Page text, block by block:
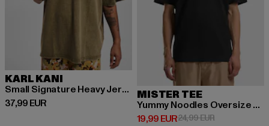
KARL KANI
Small Signature Heavy Jersey Washed Boxy
37,99 EUR
Derzeitiger Preis: 37,99 EUR
MISTER TEE
Yummy Noodles Oversize Tee
19,99 EUR
Derzeitiger Preis: 19,99 EUR
24,99 EURAktionspreis: